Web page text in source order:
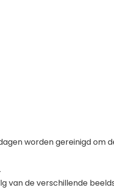
worden gereinigd om
van de verschillende